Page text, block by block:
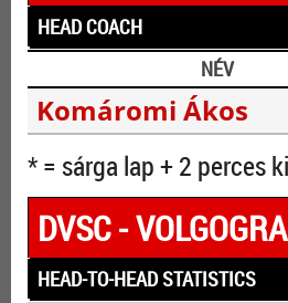
HEAD COACH
NÉV
Komáromi Ákos
* = sárga lap + 2 perces
DVSC -
HEAD-TO-HEAD STATISTICS